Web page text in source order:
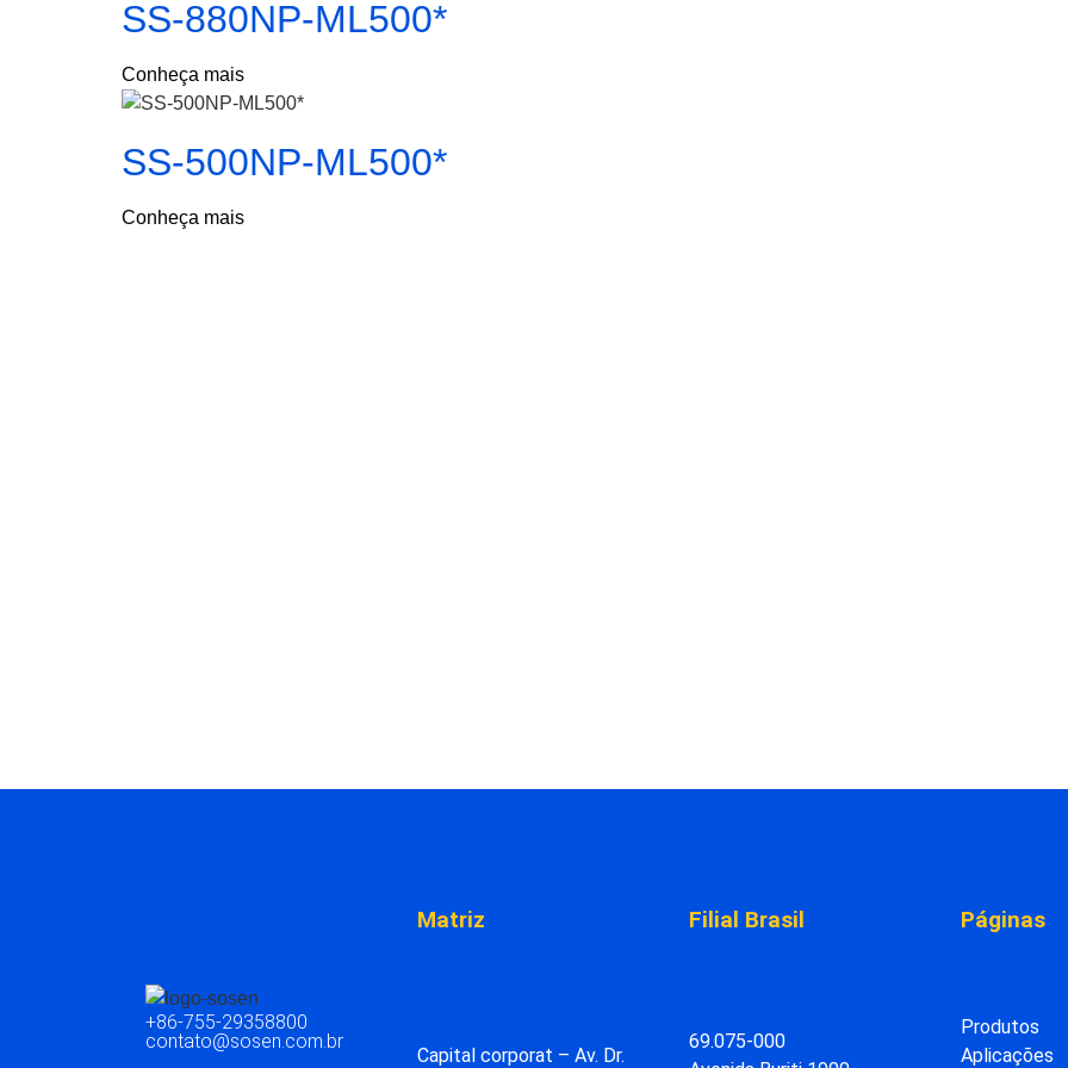
SS-880NP-ML500*
Conheça mais
SS-500NP-ML500*
Conheça mais
+86-755-29358800
contato@sosen.com.br
Matriz
Capital corporat – Av. Dr.
Filial Brasil
69.075-000
Páginas
Produtos
Aplicações